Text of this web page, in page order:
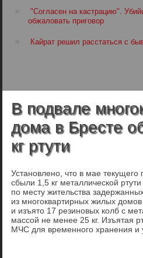
"Согласен на кастрацию".
обжаловать приговор
Кайрат решил расстаться с
В подвале
дома в Бресте
кг ртути
Установлено, что в мае
сбыли 1,5 кг металлической
по месту жительства
из многоквартирных жилых
и изъято 17 резиновых колб с
массой не менее 25 кг. Изъятая
МЧС для временного хранения и